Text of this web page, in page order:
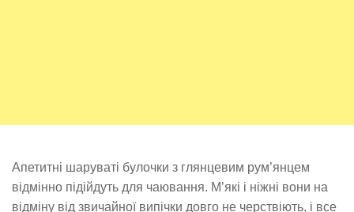
Апетитні шаруваті булочки з глянцевим рум’янцем
відмінно підійдуть для чаювання. М’які і ніжні вони на
відміну від звичайної випічки довго не черствіють, і все